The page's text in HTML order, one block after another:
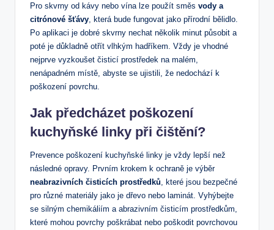
Pro skvrny od kávy nebo vína lze použít směs vody a
citrónové šťávy , která bude fungovat jako přírodní bělidlo.
Po aplikaci je dobré skvrny nechat několik minut působit a
poté je důkladně otřít vlhkým hadříkem. Vždy je vhodné
nejprve vyzkoušet čisticí prostředek na malém,
nenápadném místě, abyste se ujistili, že nedochází k
poškození povrchu.
Jak předcházet poškození
kuchyňské linky při čištění?
Prevence poškození kuchyňské linky je vždy lepší než
následné opravy. Prvním krokem k ochraně je výběr
neabrazivních čisticích prostředků , které jsou bezpečné
pro různé materiály jako je dřevo nebo laminát. Vyhýbejte
se silným chemikáliím a abrazivním čisticím prostředkům,
které mohou povrchy poškrábat nebo poškodit povrchovou